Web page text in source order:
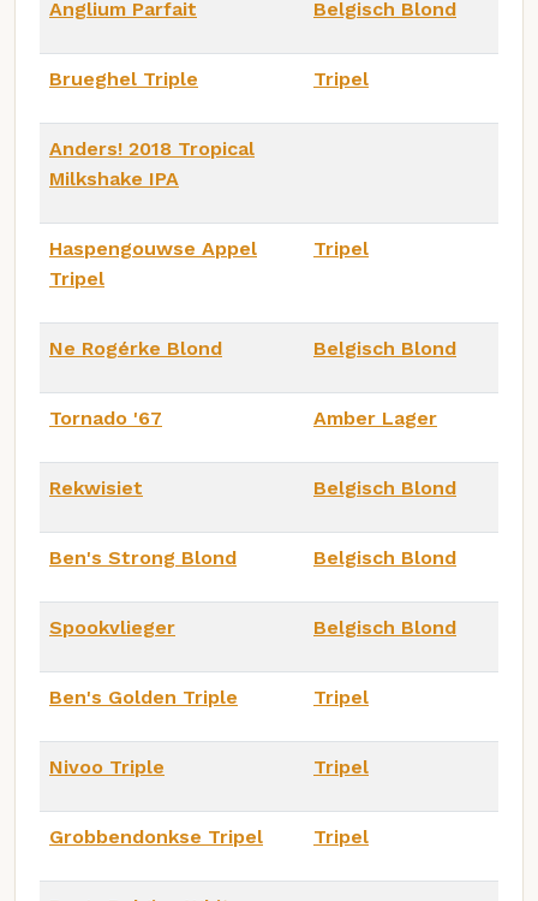
Anglium Parfait Belgisch Blond
Brueghel Triple Tripel
Anders! 2018 Tropical
Milkshake IPA
Haspengouwse Appel
Tripel
Tripel
Ne Rogérke Blond Belgisch Blond
Tornado '67 Amber Lager
Rekwisiet Belgisch Blond
Ben's Strong Blond Belgisch Blond
Spookvlieger Belgisch Blond
Ben's Golden Triple Tripel
Nivoo Triple Tripel
Grobbendonkse Tripel Tripel